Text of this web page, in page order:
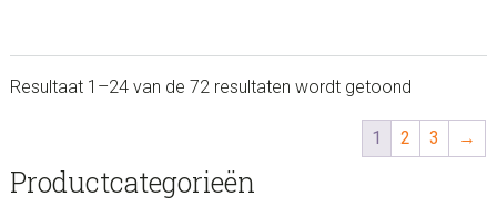
Resultaat 1–24 van de 72 resultaten wordt getoond
1 2 3 →
sidebar
Store
Productcategorieën